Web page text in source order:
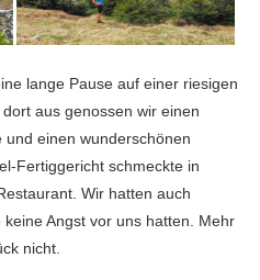
lange Pause auf einer riesigen
aus genossen wir einen
einen wunderschönen
Fertiggericht schmeckte in
Wir hatten auch
Angst vor uns hatten. Mehr
nicht.